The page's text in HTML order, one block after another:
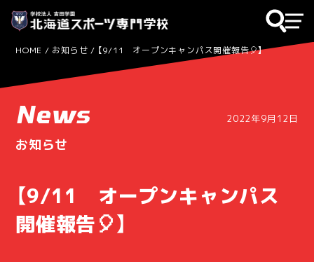
HOME お知らせ 【9/11 オープンキャンパス開催報告🎈】
News
お知らせ
2022年9月12日
【9/11 オープンキャンパス
開催報告🎈】